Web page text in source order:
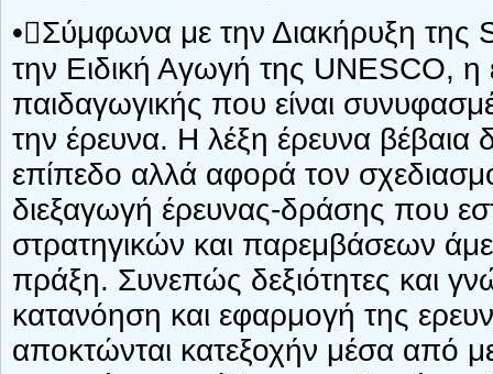
•Σύμφωνα με την Διακήρυξη της
την Ειδική Αγωγή της UNESCO, η
παιδαγωγικής που είναι
την έρευνα. Η λέξη έρευνα βέβαια
επίπεδο αλλά αφορά τον
διεξαγωγή έρευνας-δράσης που
στρατηγικών και παρεμβάσεων
πράξη. Συνεπώς δεξιότητες και
κατανόηση και εφαρμογή της
αποκτώνται κατεξοχήν μέσα από